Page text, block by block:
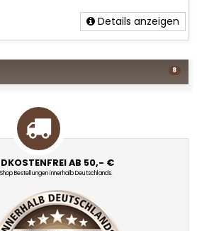
Details anzeigen
8
AB 50,- €
Bestellungen innerhalb Deutschlands.